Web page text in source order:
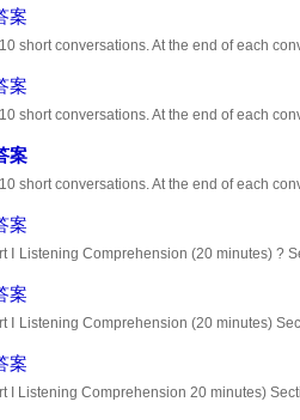
案
short conversations. At the end of each
案
short conversations. At the end of each
案
short conversations. At the end of each
案
Ⅰ Listening Comprehension (20 minutes) ?
案
Ⅰ Listening Comprehension (20 minutes)
案
I Listening Comprehension 20 minutes)